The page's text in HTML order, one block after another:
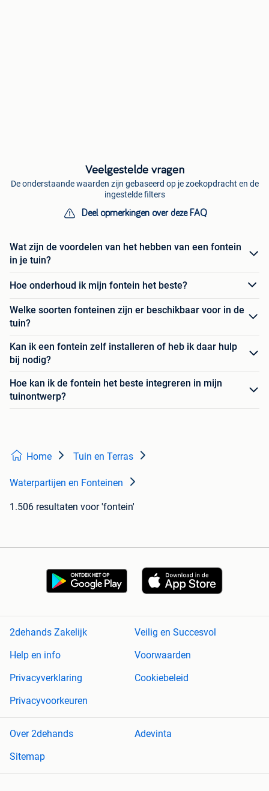
Veelgestelde vragen
De onderstaande waarden zijn gebaseerd op je zoekopdracht en de
ingestelde filters
Deel opmerkingen over deze FAQ
Wat zijn de voordelen van het hebben van een fontein
in je tuin?
Hoe onderhoud ik mijn fontein het beste?
Welke soorten fonteinen zijn er beschikbaar voor in de
tuin?
Kan ik een fontein zelf installeren of heb ik daar hulp
bij nodig?
Hoe kan ik de fontein het beste integreren in mijn
tuinontwerp?
Home Tuin en Terras
Waterpartijen en Fonteinen
1.506 resultaten voor 'fontein'
2dehands Zakelijk
Veilig en Succesvol
Help en info
Voorwaarden
Privacyverklaring
Cookiebeleid
Privacyvoorkeuren
Over 2dehands
Adevinta
Sitemap